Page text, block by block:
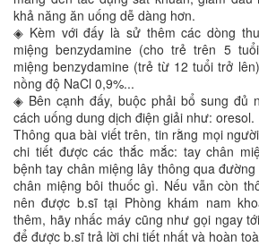
khả năng ăn uống dễ dàng hơn.
◈ Kèm với đấy là sử thêm các dòng
miệng benzydamine (cho trẻ trên 5
miệng benzydamine (trẻ từ 12 tuổi trở
nồng độ NaCl 0,9%...
◈ Bên cạnh đấy, buộc phải bổ sung đủ
cách uống dung dịch điện giải như: oresol.
Thông qua bài viết trên, tin rằng mọi
chi tiết được các thắc mắc: tay chân
bệnh tay chân miệng lây thông qua
chân miệng bôi thuốc gì. Nếu vẫn còn
nên được b.sĩ tại Phòng khám nam
thêm, hãy nhấc máy cũng như gọi ngay
để được b.sĩ trả lời chi tiết nhất và hoàn